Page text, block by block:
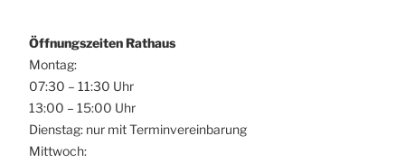
Öffnungszeiten Rathaus
Montag:
07:30 – 11:30 Uhr
13:00 – 15:00 Uhr
Dienstag: nur mit Terminvereinbarung
Mittwoch: